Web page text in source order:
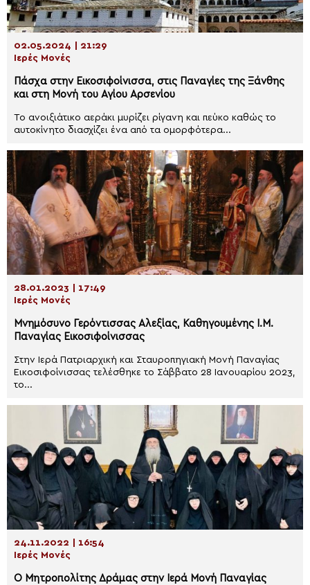
02.05.2024 | 21:29
Ιερές Μονές
Πάσχα στην Εικοσιφοίνισσα, στις Παναγίες της Ξάνθης
και στη Mονή του Αγίου Αρσενίου
Το ανοιξιάτικο αεράκι μυρίζει ρίγανη και πεύκο καθώς το
αυτοκίνητο διασχίζει ένα από τα ομορφότερα...
28.01.2023 | 17:49
Ιερές Μονές
Μνημόσυνο Γερόντισσας Αλεξίας, Καθηγουμένης Ι.Μ.
Παναγίας Εικοσιφοίνισσας
Στην Ιερά Πατριαρχική και Σταυροπηγιακή Μονή Παναγίας
Εικοσιφοίνισσας τελέσθηκε το Σάββατο 28 Ιανουαρίου 2023,
το...
24.11.2022 | 16:54
Ιερές Μονές
Ο Μητροπολίτης Δράμας στην Ιερά Μονή Παναγίας